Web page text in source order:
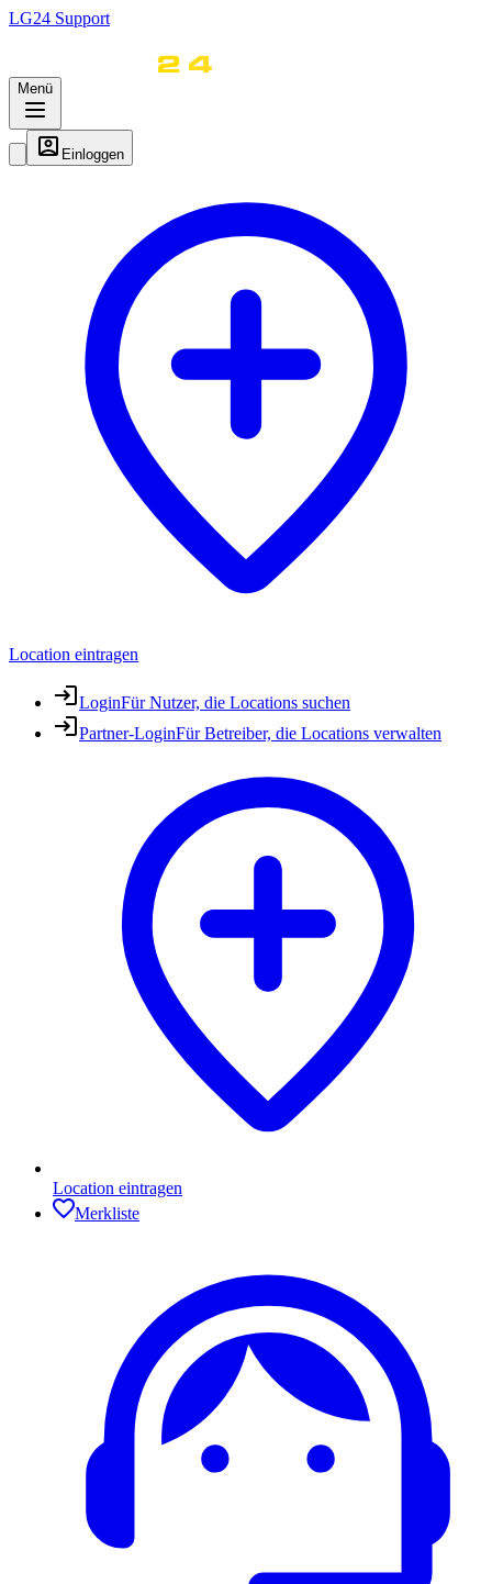
LG24 Support
Menü
Einloggen
Location eintragen
LoginFür Nutzer, die Locations suchen
Partner-LoginFür Betreiber, die Locations verwalten
Location eintragen
Merkliste